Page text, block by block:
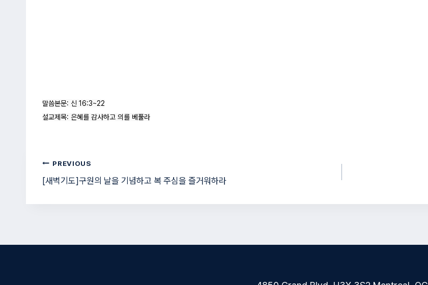
말씀본문: 신 16:3~22
설교제목: 은혜를 감사하고 의를 베풀라
글
탐
색
PREVIOUS
[새벽기도]구원의 날을 기념하고 복 주심을 즐거워하라